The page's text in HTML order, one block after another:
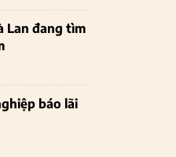
Lan đang tìm
báo lãi